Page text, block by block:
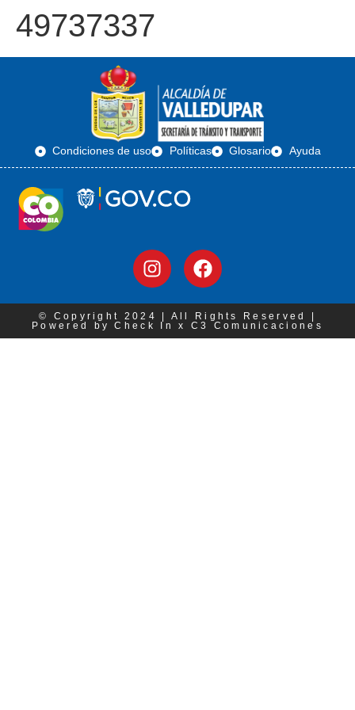
49737337
Condiciones de uso Políticas Glosario Ayuda
© Copyright 2024 | All Rights Reserved |
Powered by Check In x C3 Comunicaciones